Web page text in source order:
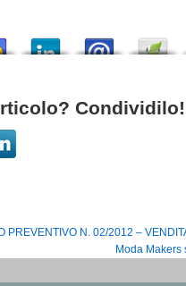
Condividilo!
PREVENTIVO N. 02/2012 –
Moda